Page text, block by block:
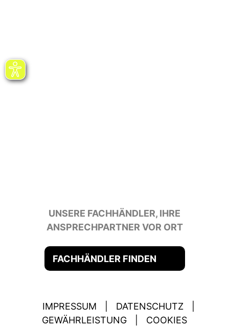
UNSERE FACHHÄNDLER, IHRE
ANSPRECHPARTNER VOR ORT
FACHHÄNDLER FINDEN
IMPRESSUM DATENSCHUTZ
GEWÄHRLEISTUNG
COOKIES